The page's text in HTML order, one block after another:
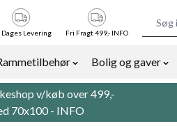
Bolig og gaver
Dages Levering Fri Fragt 499,- INFO
v/køb over 499,-
70x100 - INFO